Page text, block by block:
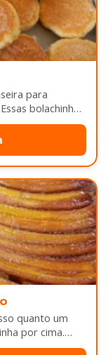
para
bolachinhas
quanto um
por cima.